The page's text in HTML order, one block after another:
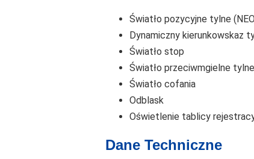
Światło pozycyjne tylne
Dynamiczny kierunkowskaz
Światło stop
Światło przeciwmgielne tylne
Światło cofania
Odblask
Oświetlenie tablicy
Dane Techniczne